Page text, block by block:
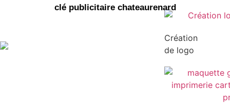
Création
de logo
clé publicitaire chateaurenard